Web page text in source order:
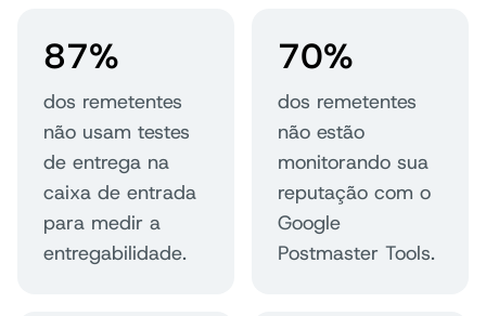
87%
dos remetentes
não usam testes
de entrega na
caixa de entrada
para medir a
entregabilidade.
70%
dos remetentes
não estão
monitorando sua
reputação com o
Google
Postmaster Tools.